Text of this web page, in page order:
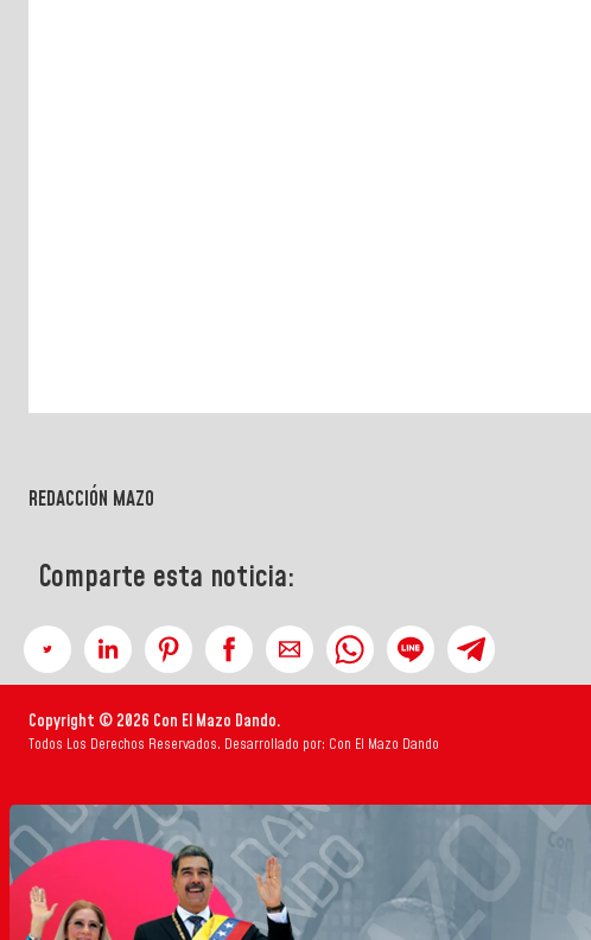
REDACCIÓN MAZO
Comparte esta noticia:
Copyright © 2026 Con El Mazo Dando.
Todos Los Derechos Reservados. Desarrollado por: Con El Mazo Dando